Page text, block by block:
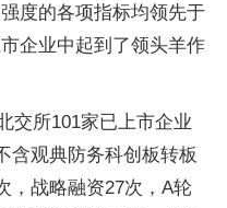
度的各项指标均领先于
企业中起到了领头羊作
交所101家已上市企业
含观典防务科创板转板
，战略融资27次，A轮